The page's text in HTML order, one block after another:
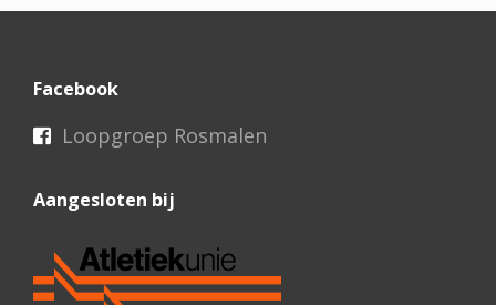
Facebook
Loopgroep Rosmalen
Aangesloten bij